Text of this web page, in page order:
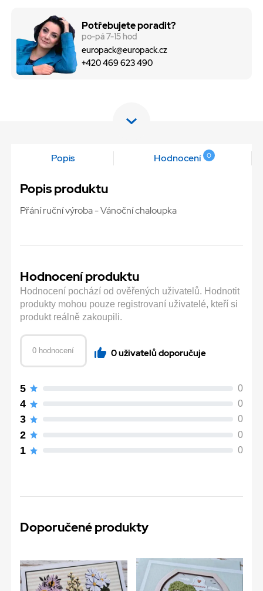
Potřebujete poradit?
po-pá 7-15 hod
europack@europack.cz
+420 469 623 490
Popis Hodnocení 0
Popis produktu
Přání ruční výroba - Vánoční chaloupka
Hodnocení produktu
Hodnocení pochází od ověřených uživatelů. Hodnotit
produkty mohou pouze registrovaní uživatelé, kteří si
produkt reálně zakoupili.
0 hodnocení 0 uživatelů doporučuje
5 0
4 0
3 0
2 0
1 0
Doporučené produkty